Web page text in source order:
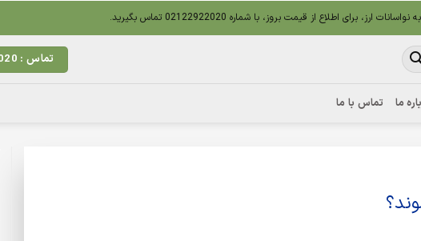
ارز، برای اطلاع از قیمت بروز، با شماره 02122922020 تماس بگیرید.
تماس : 02122922020
ما تماس با ما